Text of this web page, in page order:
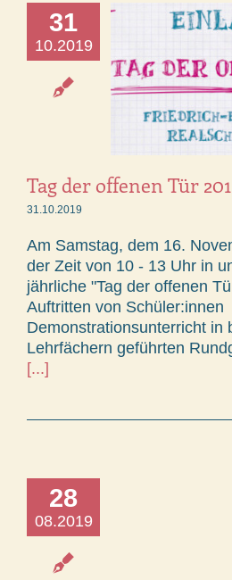
31
10.2019
Tag der offenen Tür
31.10.2019
Am Samstag, dem 16.
der Zeit von 10 - 13 Uhr in
jährliche "Tag der offenen
Auftritten von Schüler:innen
Demonstrationsunterricht in
Lehrfächern geführten
[...]
28
08.2019